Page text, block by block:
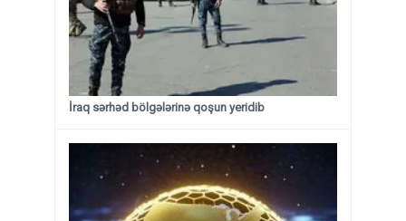
İraq sərhəd bölgələrinə qoşun yeridib